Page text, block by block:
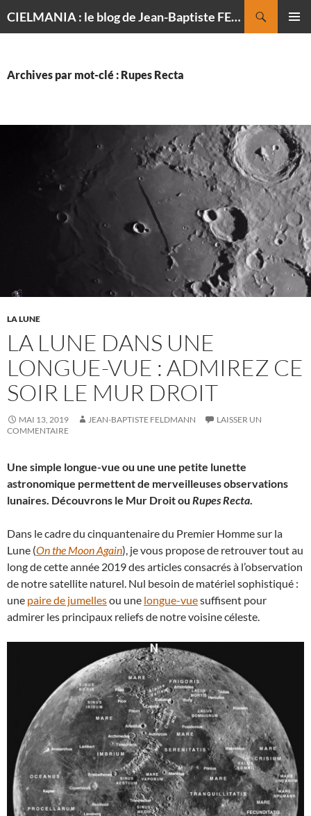
CIELMANIA : le blog de Jean-Baptiste FELDMANN, photographe du ciel
Archives par mot-clé : Rupes Recta
LA LUNE
LA LUNE DANS UNE
LONGUE-VUE : ADMIREZ CE
SOIR LE MUR DROIT
MAI 13, 2019 JEAN-BAPTISTE FELDMANN
LAISSER UN
COMMENTAIRE
Une simple longue-vue ou une une petite lunette
astronomique permettent de merveilleuses observations
lunaires. Découvrons le Mur Droit ou Rupes Recta.
Dans le cadre du cinquantenaire du Premier Homme sur la
Lune (On the Moon Again), je vous propose de retrouver tout au
long de cette année 2019 des articles consacrés à l’observation
de notre satellite naturel. Nul besoin de matériel sophistiqué :
une paire de jumellesou une longue-vuesuffisent pour
admirer les principaux reliefs de notre voisine céleste.